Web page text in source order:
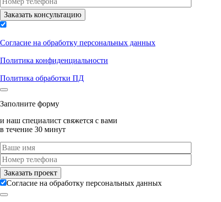
Согласие на обработку персональных данных
Политика конфиденциальности
Политика обработки ПД
Заполните форму
и наш специалист свяжется с вами
в течение 30 минут
Согласие на обработку персональных данных